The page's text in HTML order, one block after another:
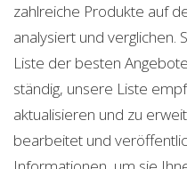
zahlreiche Produkte auf
analysiert und verglichen.
Liste der besten
ständig, unsere Liste
aktualisieren und zu
bearbeitet und